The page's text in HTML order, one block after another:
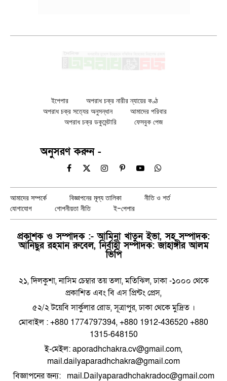
ইপেপার
অপরাধ চক্র নারীর ন্যায়ের কণ্ঠ
অপরাধ চক্র সত্যের অনুসন্ধান
আমাদের পরিবার
অপরাধ চক্র ডকুমেন্টারি
ফেসবুক পেজ
অনুসরণ করুন -
Facebook
X
InstagramPinterestYouTubeWhatsApp
আমাদের সম্পর্কে বিজ্ঞাপনের মূল্য তালিকা
নীতি ও শর্ত
যোগাযোগ
গোপনীয়তা নীতি ই-পেপার
প্রকাশক ও সম্পাদক :- আমিনা খাতুন ইভা, সহ সম্পাদক:
আনিছুর রহমান রুবেল, নির্বাহী সম্পাদক: জাহাঙ্গীর আলম
ভিপি
২১, দিলকুশা, নাসিম চেম্বার তয় তলা, মতিঝিল, ঢাকা -১০০০ থেকে
প্রকাশিত এবং বি এস প্রিন্টং প্রেস,
৫২/২ টয়েবি সার্কুলার রোড, সূত্রাপুর, ঢাকা থেকে মুদ্রিত ।
মোবাইল : +880 1774797394, +880 1912-436520 +880
1315-648150
ই-মেইল: aporadhchakra.cv@gmail.com,
mail.dailyaparadhchakra@gmail.com
বিজ্ঞাপনের জন্য: mail.Dailyaparadhchakradoc@gmail.com